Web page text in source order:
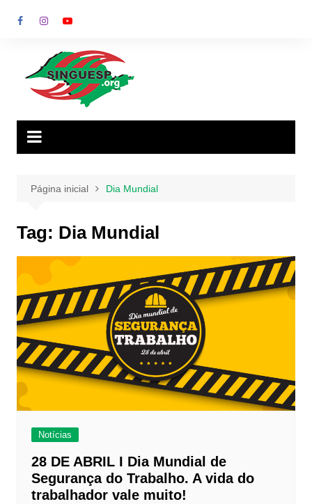
para
Página inicial Dia Mundial
Tag: Dia Mundial
Notícias
28 DE ABRIL I Dia Mundial de
Segurança do Trabalho. A vida do
trabalhador vale muito!